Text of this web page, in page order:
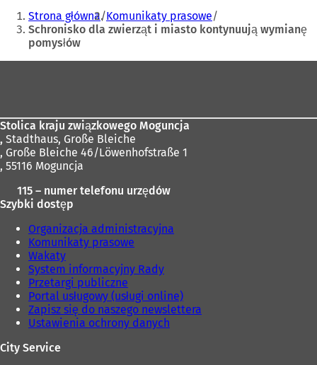
Jesteś
tutaj:
Strona główna Komunikaty prasowe
Schronisko dla zwierząt i miasto kontynuują wymianę
pomysłów
Stolica kraju związkowego Moguncja
, Stadthaus, Große Bleiche
, Große Bleiche 46/Löwenhofstraße 1
, 55116 Moguncja
115 – numer telefonu urzędów
Szybki dostęp
Organizacja administracyjna
Komunikaty prasowe
Wakaty
System informacyjny Rady
Przetargi publiczne
Portal usługowy (usługi online)
Zapisz się do naszego newslettera
Ustawienia ochrony danych
City Service